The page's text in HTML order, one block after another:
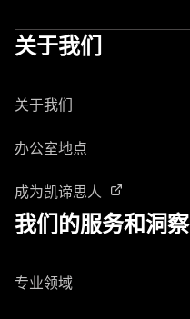
关于我们
关于我们
办公室地点
成为凯谛思人
我们的服务和洞察
专业领域